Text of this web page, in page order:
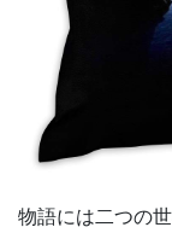
物語には二つの